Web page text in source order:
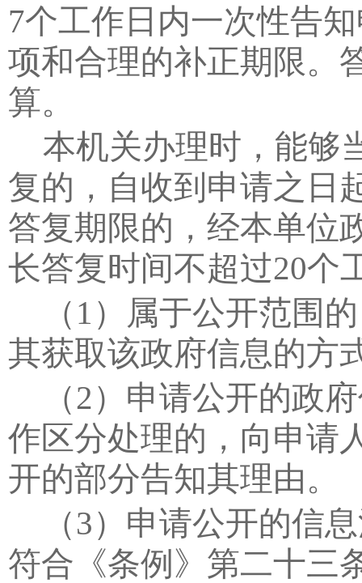
7个工作日内一次性告
项和合理的补正期限。
算。
本机关办理时，能够
复的，自收到申请之日
答复期限的，经本单位
长答复时间不超过20个
（1 ）属于公开范围
其获取该政府信息的方
（2）申请公开的政
作区分处理的，向申请
开的部分告知其理由。
（3）申请公开的信
符合《条例》第二十三